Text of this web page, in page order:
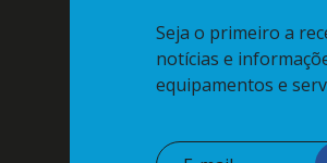
Seja o primeiro a
notícias e
equipamentos e